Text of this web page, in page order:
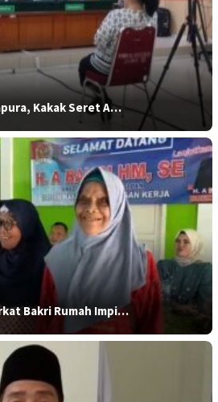
Kakak Seret A…
Bakri Rumah Impi…